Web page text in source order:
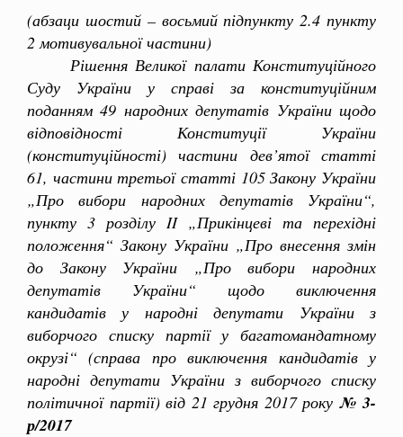
(абзаци шостий – восьмий підпункту 2.4 пункту
2 мотивувальної частини)
Рішення Великої палати Конституційного
Суду України у справі за конституційним
поданням 49 народних депутатів України щодо
відповідності Конституції України
(конституційності) частини дев’ятої статті
61, частини третьої статті 105 Закону України
„Про вибори народних депутатів України“,
пункту 3 розділу II „Прикінцеві та перехідні
положення“ Закону України „Про внесення змін
до Закону України „Про вибори народних
депутатів України“ щодо виключення
кандидатів у народні депутати України з
виборчого списку партії у багатомандатному
окрузі“ (справа про виключення кандидатів у
народні депутати України з виборчого списку
політичної партії) від 21 грудня 2017 року № 3-
р/2017